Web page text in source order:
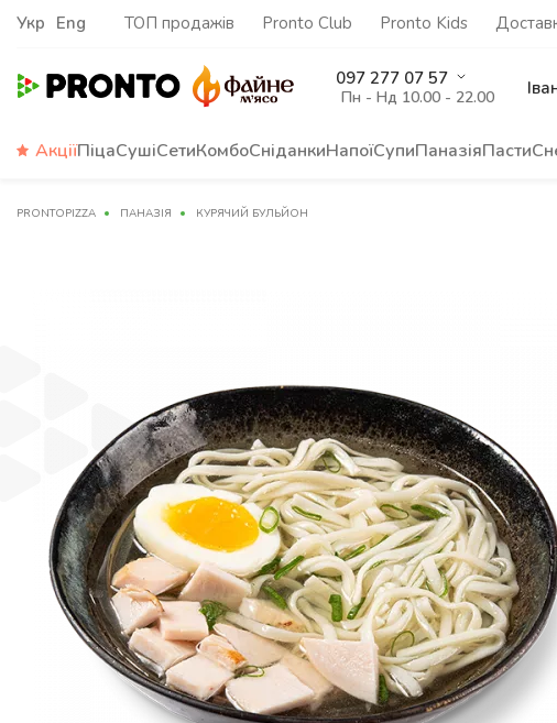
Укр Eng ТОП продажів Pronto Club Pronto Kids
097 277 07 57
Пн - Нд 10.00 - 22.00
АкціїПіцаСушіСетиКомбоСніданкиНапоїСупиПаназіяПасти
PRONTOPIZZA ПАНАЗІЯ КУРЯЧИЙ БУЛЬЙОН